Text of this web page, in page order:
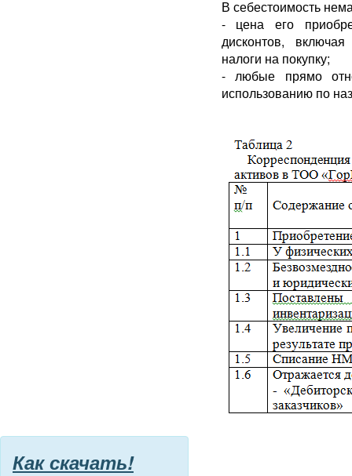
В себестоимость
- цена его
дисконтов,
налоги на покупку;
- любые прямо
использованию по
Как скачать!